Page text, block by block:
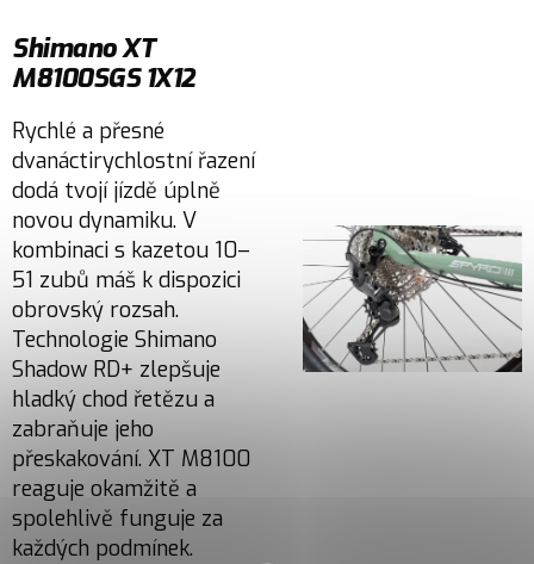
Shimano XT
M8100SGS 1X12
Rychlé a přesné
dvanáctirychlostní řazení
dodá tvojí jízdě úplně
novou dynamiku. V
kombinaci s kazetou 10–
51 zubů máš k dispozici
obrovský rozsah.
Technologie Shimano
Shadow RD+ zlepšuje
hladký chod řetězu a
zabraňuje jeho
přeskakování. XT M8100
reaguje okamžitě a
spolehlivě funguje za
každých podmínek.